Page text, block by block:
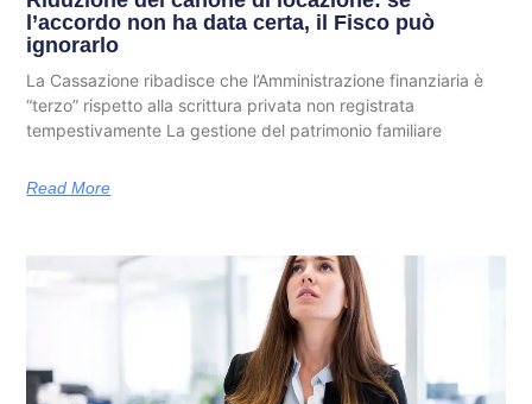
l’accordo non ha data certa, il Fisco può
ignorarlo
La Cassazione ribadisce che l’Amministrazione finanziaria è
“terzo” rispetto alla scrittura privata non registrata
tempestivamente La gestione del patrimonio familiare
Read More